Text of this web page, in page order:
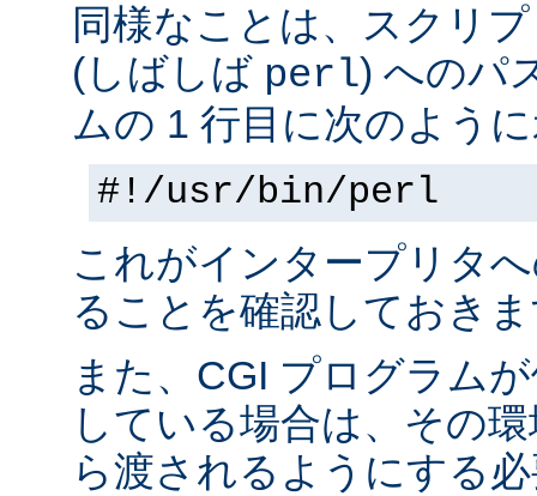
同様なことは、スクリ
(しばしば perl) へのパ
ムの 1 行目に次のよう
#!/usr/bin/perl
これがインタープリタ
ることを確認しておき
また、CGI プログラム
している場合は、その
ら渡されるようにする